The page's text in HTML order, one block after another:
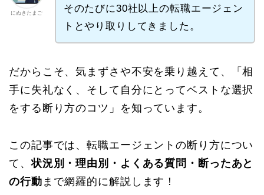
にぬきたまご
そのたびに30社以上の転職エージェン
トとやり取りしてきました。
だからこそ、気まずさや不安を乗り越えて、「相
手に失礼なく、そして自分にとってベストな選択
をする断り方のコツ」を知っています。
この記事では、転職エージェントの断り方につい
て、状況別・理由別・よくある質問・断ったあと
の行動 まで網羅的に解説します！